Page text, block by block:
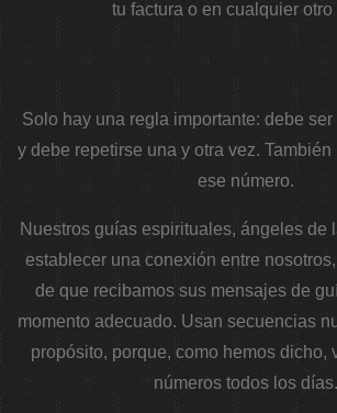
tu factura o en cualquier otro
Solo hay una regla importante: debe
y debe repetirse una y otra vez.
ese número.
Nuestros guías espirituales, ángeles de
establecer una conexión entre
de que recibamos sus mensajes de
momento adecuado. Usan secuencias
propósito, porque, como hemos dicho,
números todos los días.